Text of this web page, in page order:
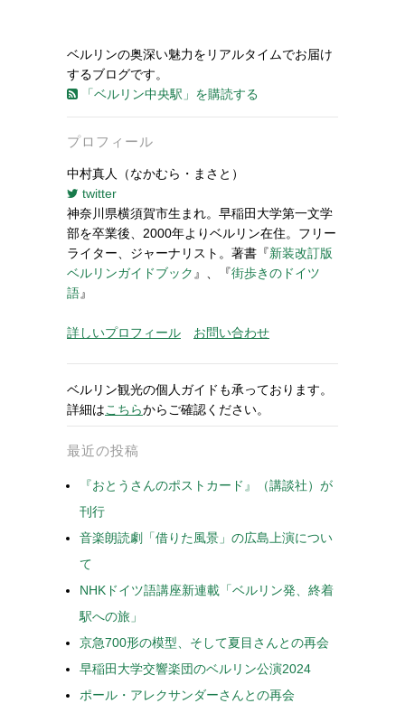
ベルリンの奥深い魅力をリアルタイムでお届け
するブログです。
「ベルリン中央駅」を購読する
プロフィール
中村真人（なかむら・まさと）
twitter
神奈川県横須賀市生まれ。早稲田大学第一文学
部を卒業後、2000年よりベルリン在住。フリー
ライター、ジャーナリスト。著書『新装改訂版
ベルリンガイドブック 』、『街歩きのドイツ
語』
詳しいプロフィール お問い合わせ
ベルリン観光の個人ガイドも承っております。
詳細はこちらからご確認ください。
最近の投稿
『おとうさんのポストカード』（講談社）が
刊行
音楽朗読劇「借りた風景」の広島上演につい
て
NHKドイツ語講座新連載「ベルリン発、終着
駅への旅」
京急700形の模型、そして夏目さんとの再会
早稲田大学交響楽団のベルリン公演2024
ポール・アレクサンダーさんとの再会